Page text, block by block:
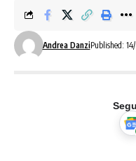
Andrea DanziPublished: